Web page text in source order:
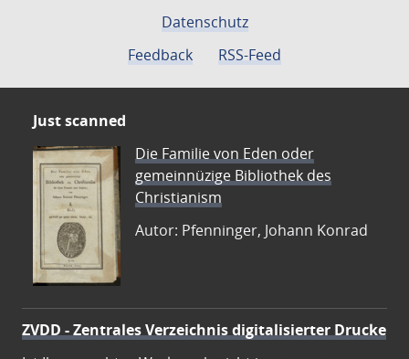
Datenschutz
Feedback
RSS-Feed
Just scanned
Die Familie von Eden oder
gemeinnüzige Bibliothek des
Christianism
Autor: Pfenninger, Johann Konrad
ZVDD - Zentrales Verzeichnis digitalisierter Drucke